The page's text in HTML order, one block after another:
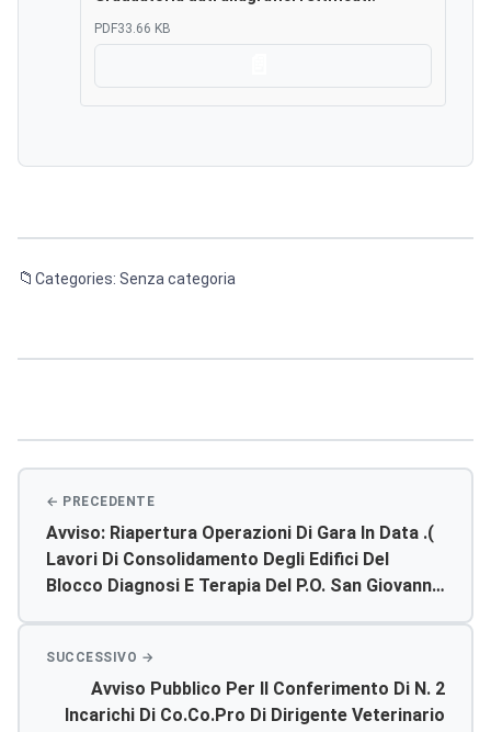
PDF33.66 KB
Categories: Senza categoria
Avviso: Riapertura Operazioni Di Gara In Data .(
Lavori Di Consolidamento Degli Edifici Del
Blocco Diagnosi E Terapia Del P.o. San Giovanni
Avviso Pubblico Per Il Conferimento Di N. 2
Incarichi Di Co.co.pro Di Dirigente Veterinario